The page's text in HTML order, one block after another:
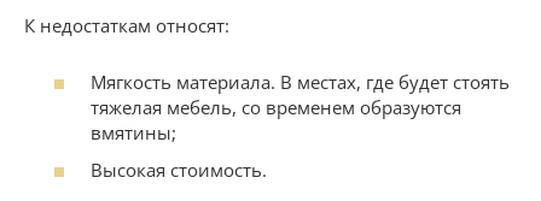
К недостаткам относят:
Мягкость материала. В местах, где будет стоять
тяжелая мебель, со временем образуются
вмятины;
Высокая стоимость.